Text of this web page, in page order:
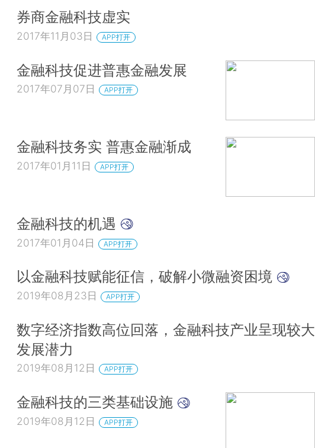
券商金融科技虚实
2017年11月03日 APP打开
金融科技促进普惠金融发展
2017年07月07日 APP打开
金融科技务实 普惠金融渐成
2017年01月11日 APP打开
金融科技的机遇
2017年01月04日 APP打开
以金融科技赋能征信，破解小微融资困境
2019年08月23日 APP打开
数字经济指数高位回落，金融科技产业呈现较大
发展潜力
2019年08月12日 APP打开
金融科技的三类基础设施
2019年08月12日 APP打开